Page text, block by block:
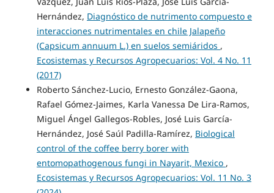
Hernández, Diagnóstico de nutrimento compuesto e
interacciones nutrimentales en chile Jalapeño
(Capsicum annuum L.) en suelos semiáridos ,
Ecosistemas y Recursos Agropecuarios: Vol. 4 No. 11
(2017)
Roberto Sánchez-Lucio, Ernesto González-Gaona,
Rafael Gómez-Jaimes, Karla Vanessa De Lira-Ramos,
Miguel Ángel Gallegos-Robles, José Luis García-
Hernández, José Saúl Padilla-Ramírez, Biological
control of the coffee berry borer with
entomopathogenous fungi in Nayarit, Mexico ,
Ecosistemas y Recursos Agropecuarios: Vol. 11 No. 3